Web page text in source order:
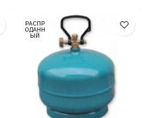
РАСПР
ОДАНН
ЫЙ